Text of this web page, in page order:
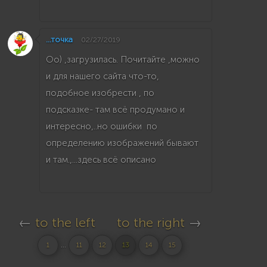
...точка 02/27/2019
Оо) ,загрузилась. Почитайте ,можно
и для нашего сайта что-то,
подобное изобрести , по
подсказке- там всё продумано и
интересно,..но ошибки по
определению изображений бывают
и там.,...здесь всё описано
← to the left to the right →
1 ... 11 12 13 14 15